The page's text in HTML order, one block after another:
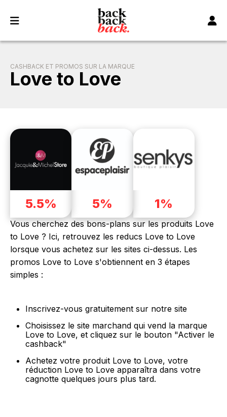
CASHBACK ET PROMOS SUR LA MARQUE
Love to Love
5.5% 5% 1%
Vous cherchez des bons-plans sur les produits Love
to Love ? Ici, retrouvez les reducs Love to Love
lorsque vous achetez sur les sites ci-dessus. Les
promos Love to Love s'obtiennent en 3 étapes
simples :
Inscrivez-vous gratuitement sur notre site
Choisissez le site marchand qui vend la marque
Love to Love, et cliquez sur le bouton "Activer le
cashback"
Achetez votre produit Love to Love, votre
réduction Love to Love apparaîtra dans votre
cagnotte quelques jours plus tard.